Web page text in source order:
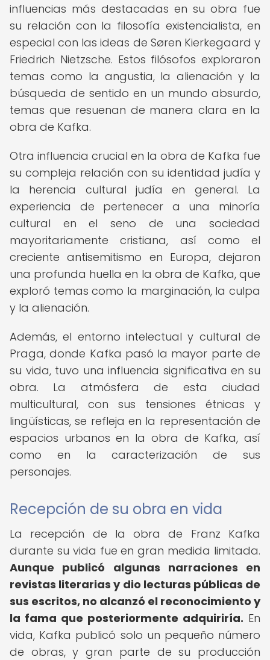
influencias más destacadas en su obra fue
su relación con la filosofía existencialista, en
especial con las ideas de Søren Kierkegaard y
Friedrich Nietzsche. Estos filósofos exploraron
temas como la angustia, la alienación y la
búsqueda de sentido en un mundo absurdo,
temas que resuenan de manera clara en la
obra de Kafka.
Otra influencia crucial en la obra de Kafka fue
su compleja relación con su identidad judía y
la herencia cultural judía en general. La
experiencia de pertenecer a una minoría
cultural en el seno de una sociedad
mayoritariamente cristiana, así como el
creciente antisemitismo en Europa, dejaron
una profunda huella en la obra de Kafka, que
exploró temas como la marginación, la culpa
y la alienación.
Además, el entorno intelectual y cultural de
Praga, donde Kafka pasó la mayor parte de
su vida, tuvo una influencia significativa en su
obra. La atmósfera de esta ciudad
multicultural, con sus tensiones étnicas y
lingüísticas, se refleja en la representación de
espacios urbanos en la obra de Kafka, así
como en la caracterización de sus
personajes.
Recepción de su obra en vida
La recepción de la obra de Franz Kafka
durante su vida fue en gran medida limitada.
Aunque publicó algunas narraciones en
revistas literarias y dio lecturas públicas de
sus escritos, no alcanzó el reconocimiento y
la fama que posteriormente adquiriría. En
vida, Kafka publicó solo un pequeño número
de obras, y gran parte de su producción